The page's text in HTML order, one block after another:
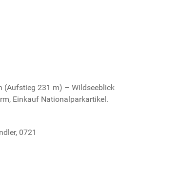
(Aufstieg 231 m) – Wildseeblick
Einkauf Nationalparkartikel.
0721